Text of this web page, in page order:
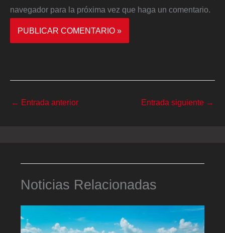
navegador para la próxima vez que haga un comentario.
← Entrada anterior Entrada siguiente →
Noticias Relacionadas